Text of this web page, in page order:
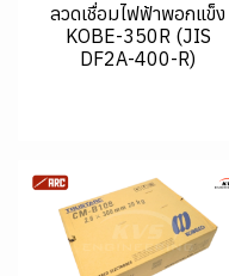
ลวดเชื่อมไฟฟ้าพอกแข็ง
KOBE-350R (JIS
DF2A-400-R)